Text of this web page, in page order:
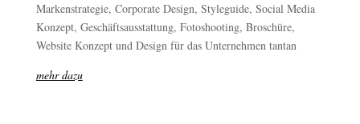
Markenstrategie, Corporate Design, Styleguide, Social Media
Konzept, Geschäftsausstattung, Fotoshooting, Broschüre,
Website Konzept und Design für das Unternehmen tantan
mehr dazu